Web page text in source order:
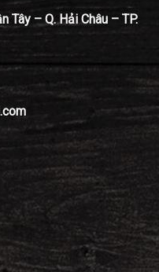
Tây – Q. Hải Châu – TP.